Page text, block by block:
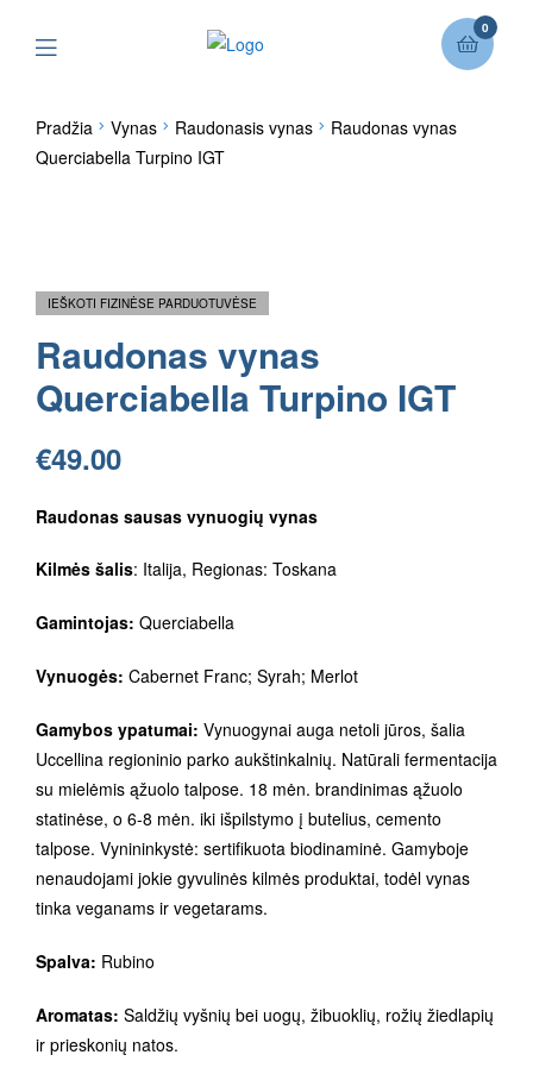
0
Pradžia Vynas Raudonasis vynas
Raudonas vynas
Querciabella Turpino IGT
IEŠKOTI FIZINĖSE PARDUOTUVĖSE
Raudonas vynas
Querciabella Turpino IGT
€49.00
Raudonas sausas vynuogių vynas
Kilmės šalis: Italija, Regionas: Toskana
Gamintojas: Querciabella
Vynuogės: Cabernet Franc; Syrah; Merlot
Gamybos ypatumai: Vynuogynai auga netoli jūros, šalia
Uccellina regioninio parko aukštinkalnių. Natūrali fermentacija
su mielėmis ąžuolo talpose. 18 mėn. brandinimas ąžuolo
statinėse, o 6-8 mėn. iki išpilstymo į butelius, cemento
talpose. Vynininkystė: sertifikuota biodinaminė. Gamyboje
nenaudojami jokie gyvulinės kilmės produktai, todėl vynas
tinka veganams ir vegetarams.
Spalva: Rubino
Aromatas: Saldžių vyšnių bei uogų, žibuoklių, rožių žiedlapių
ir prieskonių natos.